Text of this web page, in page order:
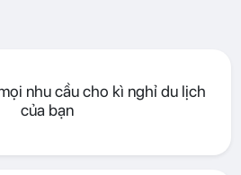
nhu cầu cho kì nghỉ du lịch
của bạn